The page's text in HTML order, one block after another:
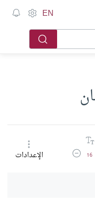
EN
حجم الخط
16 تقليل حجم الخطالإعدادات